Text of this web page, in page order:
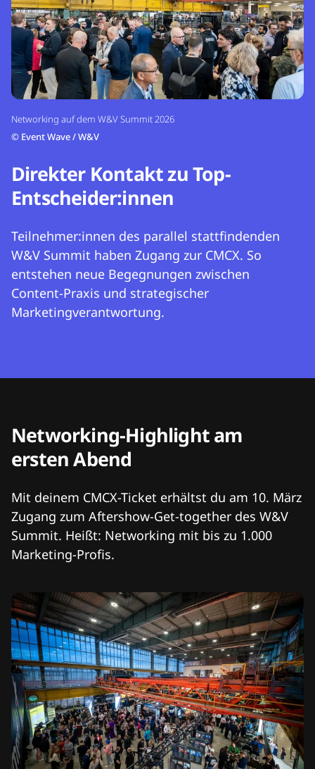
Networking auf dem W&V Summit 2026
© Event Wave / W&V
Direkter Kontakt zu Top-
Entscheider:innen
Teilnehmer:innen des parallel stattfindenden
W&V Summit haben Zugang zur CMCX. So
entstehen neue Begegnungen zwischen
Content-Praxis und strategischer
Marketingverantwortung.
Networking-Highlight am
ersten Abend
Mit deinem CMCX-Ticket erhältst du am 10. März
Zugang zum Aftershow-Get-together des W&V
Summit. Heißt: Networking mit bis zu 1.000
Marketing-Profis.